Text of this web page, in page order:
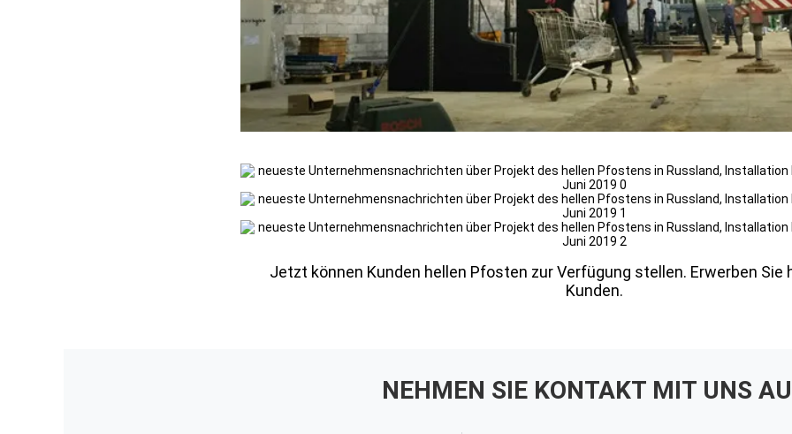
Jetzt können Kunden hellen Pfosten zur Verfügung stellen. Erwerben Sie
Kunden.
NEHMEN SIE KONTAKT MIT UNS